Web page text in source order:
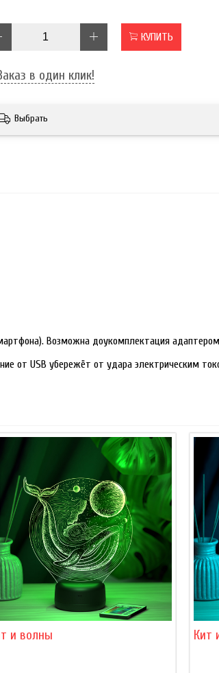
КУПИТЬ
в один клик!
Выбрать
Возможна доукомплектация
от USB убережёт от удара электрическим
и волны Кит